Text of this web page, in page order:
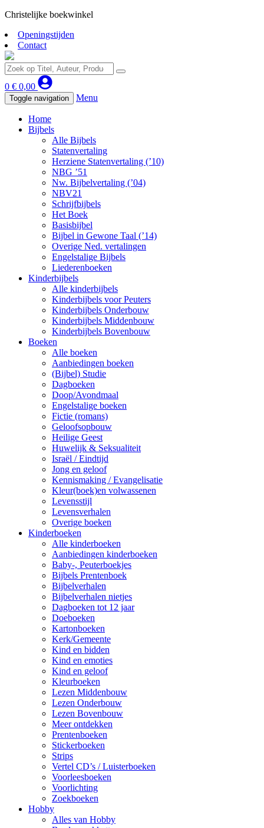
Christelijke boekwinkel
Openingstijden
Contact
0 € 0,00
Toggle navigation Menu
Home
Bijbels
Alle Bijbels
Statenvertaling
Herziene Statenvertaling (’10)
NBG ’51
Nw. Bijbelvertaling (’04)
NBV21
Schrijfbijbels
Het Boek
Basisbijbel
Bijbel in Gewone Taal (’14)
Overige Ned. vertalingen
Engelstalige Bijbels
Liederenboeken
Kinderbijbels
Alle kinderbijbels
Kinderbijbels voor Peuters
Kinderbijbels Onderbouw
Kinderbijbels Middenbouw
Kinderbijbels Bovenbouw
Boeken
Alle boeken
Aanbiedingen boeken
(Bijbel) Studie
Dagboeken
Doop/Avondmaal
Engelstalige boeken
Fictie (romans)
Geloofsopbouw
Heilige Geest
Huwelijk & Seksualiteit
Israël / Eindtijd
Jong en geloof
Kennismaking / Evangelisatie
Kleur(boek)en volwassenen
Levensstijl
Levensverhalen
Overige boeken
Kinderboeken
Alle kinderboeken
Aanbiedingen kinderboeken
Baby-, Peuterboekjes
Bijbels Prentenboek
Bijbelverhalen
Bijbelverhalen nietjes
Dagboeken tot 12 jaar
Doeboeken
Kartonboeken
Kerk/Gemeente
Kind en bidden
Kind en emoties
Kind en geloof
Kleurboeken
Lezen Middenbouw
Lezen Onderbouw
Lezen Bovenbouw
Meer ontdekken
Prentenboeken
Stickerboeken
Strips
Vertel CD’s / Luisterboeken
Voorleesboeken
Voorlichting
Zoekboeken
Hobby
Alles van Hobby